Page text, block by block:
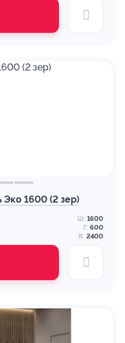
1600 (2 зер)
Ш: 1600
Г: 600
В: 2400